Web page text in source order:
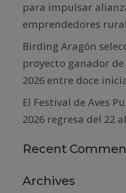
para impulsar
emprendedores
Birding Aragón
proyecto ganador de
2026 entre doce
El Festival de Aves
2026 regresa del 22
Recent
Archives